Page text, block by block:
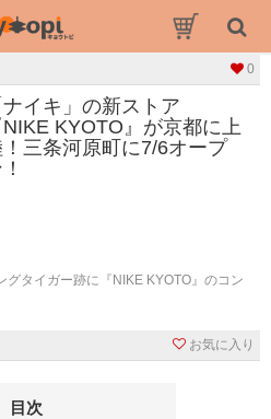
0
ナイキ」の新ストア
NIKE KYOTO』が京都に上
！三条河原町に7/6オープ
タイガー跡に『NIKE KYOTO』のコン
お気に入り
目次